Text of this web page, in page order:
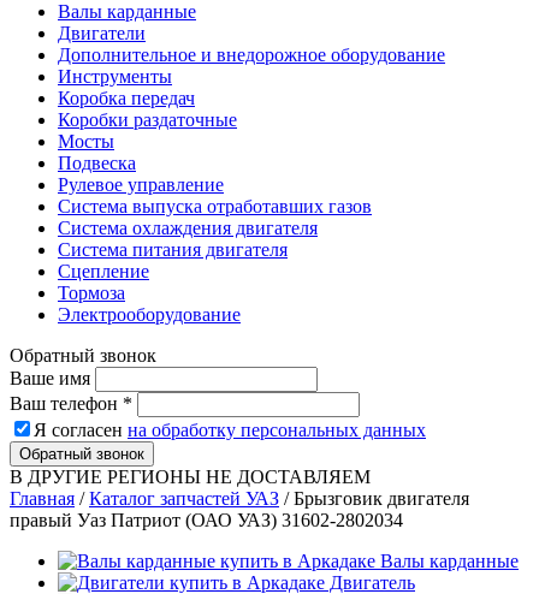
Валы карданные
Двигатели
Дополнительное и внедорожное оборудование
Инструменты
Коробка передач
Коробки раздаточные
Мосты
Подвеска
Рулевое управление
Система выпуска отработавших газов
Система охлаждения двигателя
Система питания двигателя
Сцепление
Тормоза
Электрооборудование
Обратный звонок
Ваше имя
Ваш телефон *
Я согласен на обработку персональных данных
Обратный звонок
В ДРУГИЕ РЕГИОНЫ НЕ ДОСТАВЛЯЕМ
Главная /Каталог запчастей УАЗ /Брызговик двигателя
правый Уаз Патриот (ОАО УАЗ) 31602-2802034
Валы карданные
Двигатель